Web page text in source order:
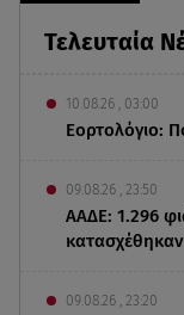
Τελευταία
10.08.26 , 03:00
Εορτολόγιο:
09.08.26 , 23:50
ΑΑΔΕ: 1.296
09.08.26 , 23:20